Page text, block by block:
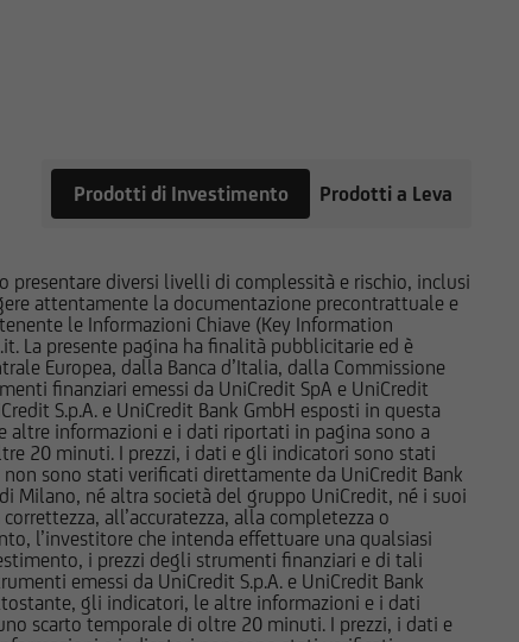
Prodotti di Investimento Prodotti a Leva
diversi livelli di complessità e rischio, inclusi
attentamente la documentazione precontrattuale e
le Informazioni Chiave (Key Information
La presente pagina ha finalità pubblicitarie ed è
Europea, dalla Banca d’Italia, dalla Commissione
finanziari emessi da UniCredit SpA e UniCredit
S.p.A. e UniCredit Bank GmbH esposti in questa
informazioni e i dati riportati in pagina sono a
20 minuti. I prezzi, i dati e gli indicatori sono stati
sono stati verificati direttamente da UniCredit Bank
Milano, né altra società del gruppo UniCredit, né i suoi
all’accuratezza, alla completezza o
l’investitore che intenda effettuare una qualsiasi
i prezzi degli strumenti finanziari e di tali
emessi da UniCredit S.p.A. e UniCredit Bank
gli indicatori, le altre informazioni e i dati
scarto temporale di oltre 20 minuti. I prezzi, i dati e
dovrà,
in corso,
insieme ai
sul dettaglio dei
devono essere
Bank GmbH -
avere posizioni
le informazioni e
o vendere
collegate;
maker rispetto
investimento o di
Milano o da altre